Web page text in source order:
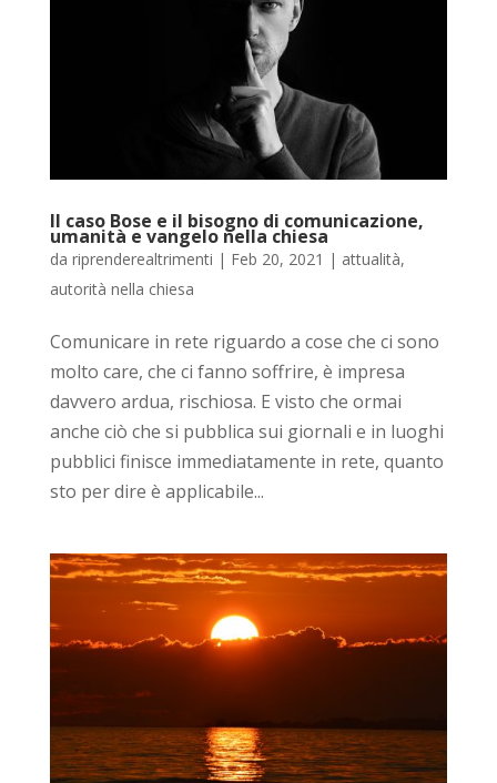
Il caso Bose e il bisogno di comunicazione,
umanità e vangelo nella chiesa
da riprenderealtrimenti | Feb 20, 2021 | attualità,
autorità nella chiesa
Comunicare in rete riguardo a cose che ci sono
molto care, che ci fanno soffrire, è impresa
davvero ardua, rischiosa. E visto che ormai
anche ciò che si pubblica sui giornali e in luoghi
pubblici finisce immediatamente in rete, quanto
sto per dire è applicabile...